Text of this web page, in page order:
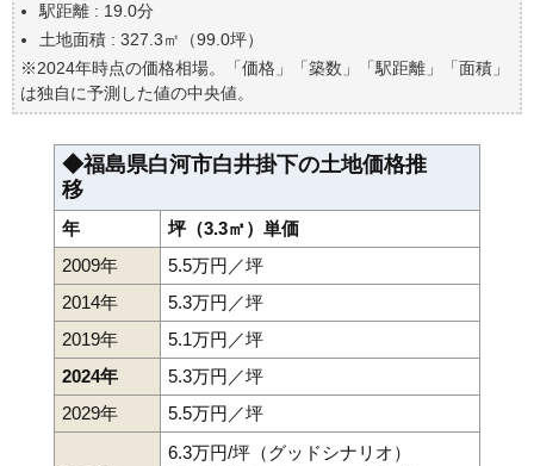
自分の年収でいくらの不動産が買える？
駅距離 : 19.0分
土地面積 : 327.3㎡（99.0坪）
※2024年時点の価格相場。「価格」「築数」「駅距離」「面積」
は独自に予測した値の中央値。
◆福島県白河市白井掛下の土地価格推
移
年
坪（3.3㎡）単価
2009年
5.5万円／坪
2014年
5.3万円／坪
2019年
5.1万円／坪
2024年
5.3万円／坪
2029年
5.5万円／坪
6.3万円/坪（グッドシナリオ）